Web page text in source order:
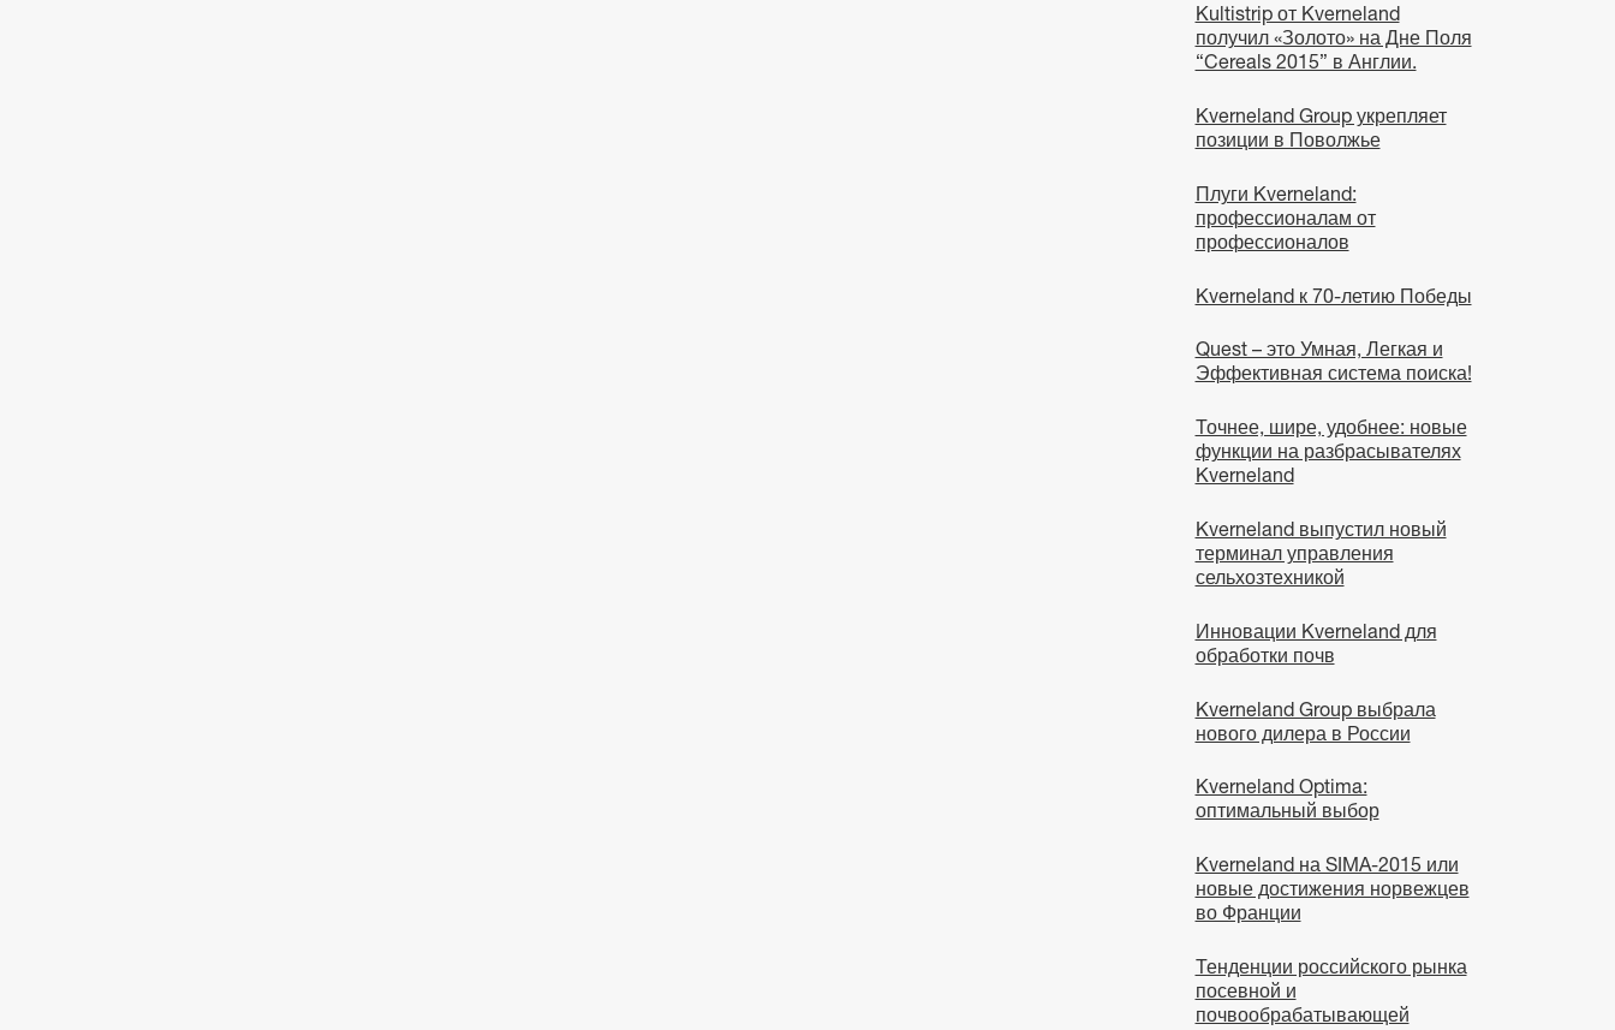
Kultistrip от Kverneland
получил «Золото» на Дне Поля
“Cereals 2015” в Англии.
Kverneland Group укрепляет
позиции в Поволжье
Плуги Kverneland:
профессионалам от
профессионалов
Kverneland к 70-летию Победы
Quest – это Умная, Легкая и
Эффективная система поиска!
Точнее, шире, удобнее: новые
функции на разбрасывателях
Kverneland
Kverneland выпустил новый
терминал управления
сельхозтехникой
Инновации Kverneland для
обработки почв
Kverneland Group выбрала
нового дилера в России
Kverneland Optima:
оптимальный выбор
Kverneland на SIMA-2015 или
новые достижения норвежцев
во Франции
Тенденции российского рынка
посевной и
почвообрабатывающей